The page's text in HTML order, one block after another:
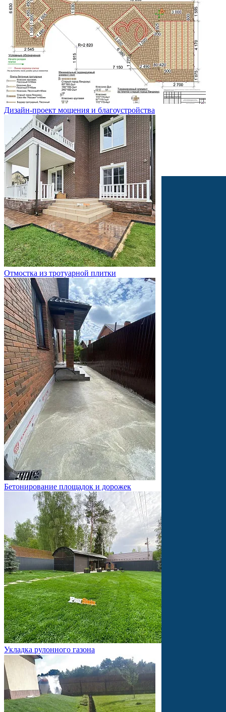
Дизайн-проект мощения и благоустройства
Отмостка из тротуарной плитки
Бетонирование площадок и дорожек
Укладка рулонного газона